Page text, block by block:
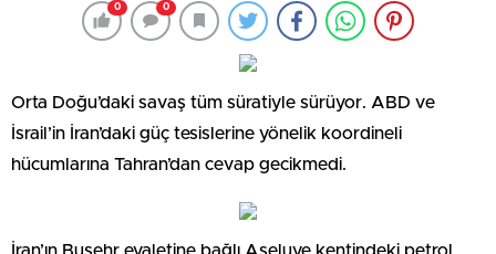
0 0
Orta Doğu’daki savaş tüm süratiyle sürüyor. ABD ve
İsrail’in İran’daki güç tesislerine yönelik koordineli
hücumlarına Tahran’dan cevap gecikmedi.